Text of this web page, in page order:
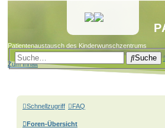
Patientenaustausch des Kinderwunschzentrums
Zum Inhalt
Suche
Schnellzugriff FAQ
Foren-Übersicht